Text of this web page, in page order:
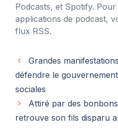
Podcasts, et Spotify. Pour
applications de podcast,
flux RSS.
Grandes
défendre le
sociales
Attiré par des
retrouve son fils disparu